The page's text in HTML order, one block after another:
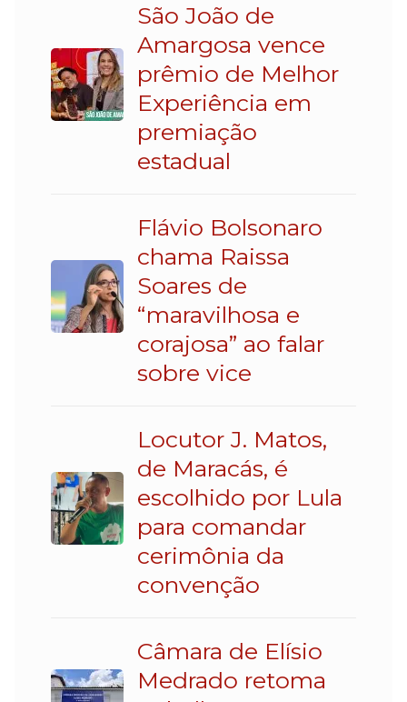
São João de
Amargosa vence
prêmio de Melhor
Experiência em
premiação
estadual
Flávio Bolsonaro
chama Raissa
Soares de
“maravilhosa e
corajosa” ao falar
sobre vice
Locutor J. Matos,
de Maracás, é
escolhido por Lula
para comandar
cerimônia da
convenção
Câmara de Elísio
Medrado retoma